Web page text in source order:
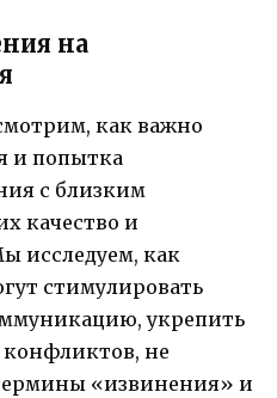
на
как важно
и попытка
с близким
качество и
исследуем, как
стимулировать
укрепить
конфликтов, не
«извинения» и